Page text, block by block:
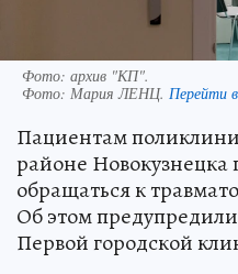
Фото: архив "КП".
Фото: Мария ЛЕНЦ. Перейти
Пациентам
районе
обращаться к
Об этом
Первой городской